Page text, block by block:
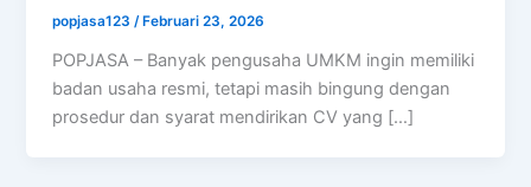
popjasa123/ Februari 23, 2026
POPJASA – Banyak pengusaha UMKM ingin memiliki
badan usaha resmi, tetapi masih bingung dengan
prosedur dan syarat mendirikan CV yang […]